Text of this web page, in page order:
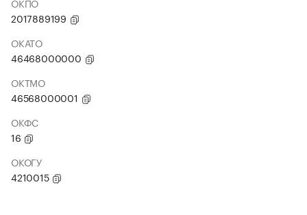
2017889199
ОКАТО
46468000000
ОКТМО
46568000001
ОКФС
16
ОКОГУ
4210015